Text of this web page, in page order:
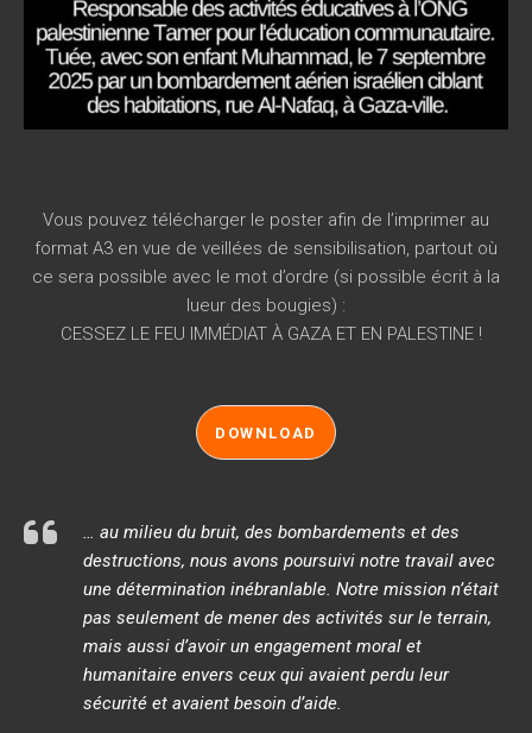
Vous pouvez télécharger le poster afin de l’imprimer au
format A3 en vue de veillées de sensibilisation, partout où
ce sera possible avec le mot d’ordre (si possible écrit à la
lueur des bougies) :
CESSEZ LE FEU IMMÉDIAT À GAZA ET EN PALESTINE !
DOWNLOAD
… au milieu du bruit, des bombardements et des
destructions, nous avons poursuivi notre travail avec
une détermination inébranlable. Notre mission n’était
pas seulement de mener des activités sur le terrain,
mais aussi d’avoir un engagement moral et
humanitaire envers ceux qui avaient perdu leur
sécurité et avaient besoin d’aide.